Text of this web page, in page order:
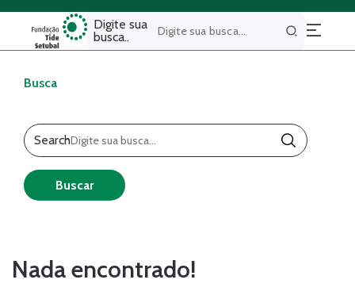
Digite sua
busca..
Buscar
Busca
Search
Buscar
Nada encontrado!